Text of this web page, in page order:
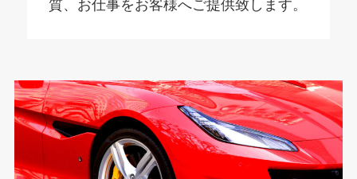
質、お仕事をお客様へご提供致します。